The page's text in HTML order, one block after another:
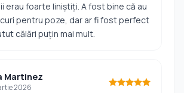
erau foarte liniștiți. A fost bine că au
pentru poze, dar ar fi fost perfect
călări puțin mai mult.
Martinez
2026